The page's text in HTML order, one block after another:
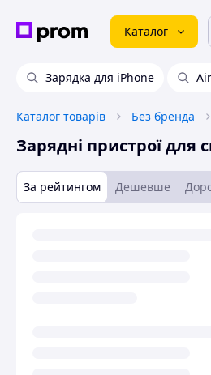
Каталог
Зарядка для iPhone
Каталог товарів Без бренда
Зарядні пристрої для
За рейтингом Дешевше